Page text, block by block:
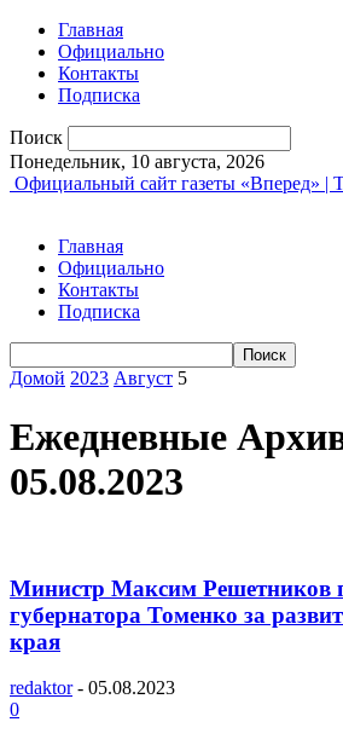
Главная
Официально
Контакты
Подписка
Поиск
Понедельник, 10 августа, 2026
Официальный сайт газеты «Вперед» |
Главная
Официально
Контакты
Подписка
Домой 2023 Август 5
Ежедневные
05.08.2023
Министр Максим Решетников
губернатора Томенко за
края
redaktor - 05.08.2023
0